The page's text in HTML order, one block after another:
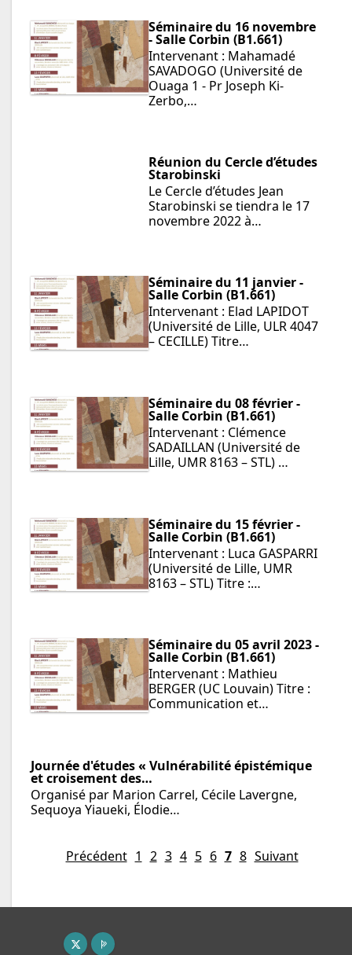
Séminaire du 16 novembre
- Salle Corbin (B1.661)
Intervenant : Mahamadé
SAVADOGO (Université de
Ouaga 1 - Pr Joseph Ki-
Zerbo,…
Réunion du Cercle d’études
Starobinski
Le Cercle d’études Jean
Starobinski se tiendra le 17
novembre 2022 à…
Séminaire du 11 janvier -
Salle Corbin (B1.661)
Intervenant : Elad LAPIDOT
(Université de Lille, ULR 4047
– CECILLE) Titre…
Séminaire du 08 février -
Salle Corbin (B1.661)
Intervenant : Clémence
SADAILLAN (Université de
Lille, UMR 8163 – STL) …
Séminaire du 15 février -
Salle Corbin (B1.661)
Intervenant : Luca GASPARRI
(Université de Lille, UMR
8163 – STL) Titre :…
Séminaire du 05 avril 2023 -
Salle Corbin (B1.661)
Intervenant : Mathieu
BERGER (UC Louvain) Titre :
Communication et…
Journée d'études « Vulnérabilité épistémique
et croisement des…
Organisé par Marion Carrel, Cécile Lavergne,
Sequoya Yiaueki, Élodie…
Précédent 1 2 3 4 5 6 7 8 Suivant
X ( nouvelle fenêtre)
Page pro ( nouvelle fenêtre)